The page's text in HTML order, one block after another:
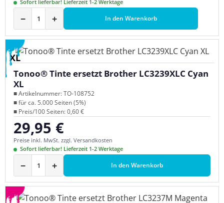
Sofort lieferbar! Lieferzeit 1-2 Werktage
− + In den Warenkorb
XL
Tonoo® Tinte ersetzt Brother LC3239XLC Cyan
XL
■ Artikelnummer: TO-108752
■ für ca. 5.000 Seiten (5%)
■ Preis/100 Seiten: 0,60 €
Regulärer Preis:
29,95 €
Preise inkl. MwSt. zzgl. Versandkosten
Sofort lieferbar! Lieferzeit 1-2 Werktage
− + In den Warenkorb